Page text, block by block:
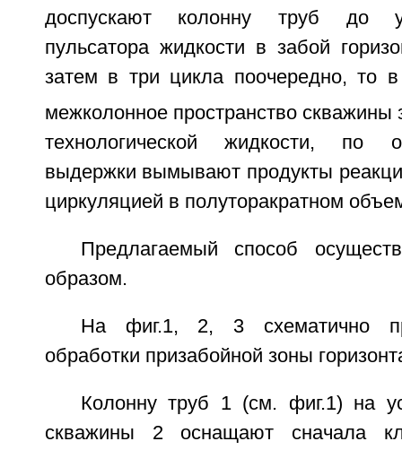
доспускают колонну труб до
пульсатора жидкости в забой
затем в три цикла поочередно, то
межколонное пространство скважины
технологической жидкости, по
выдержки вымывают продукты
циркуляцией в полуторакратном
Предлагаемый способ
образом.
На фиг.1, 2, 3 схематично
обработки призабойной зоны
Колонну труб 1 (см. фиг.1) на
скважины 2 оснащают сначала